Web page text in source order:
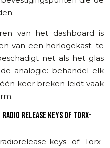
van het dashboard is
van een horlogekast; te
net als het glas
analogie: behandel elk
keer breken leidt vaak
RELEASE KEYS OF TORX-
keys of Torx-